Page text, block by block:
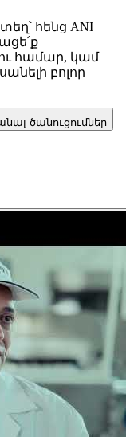
հենց ANI
համար, կամ
բոլոր
ծանուցումներ